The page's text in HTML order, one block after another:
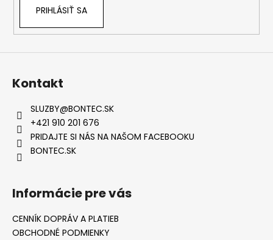
PRIHLÁSIŤ SA
Kontakt
SLUZBY@BONTEC.SK
+421 910 201 676
PRIDAJTE SI NÁS NA NAŠOM FACEBOOKU
BONTEC.SK
Informácie pre vás
CENNÍK DOPRÁV A PLATIEB
OBCHODNÉ PODMIENKY